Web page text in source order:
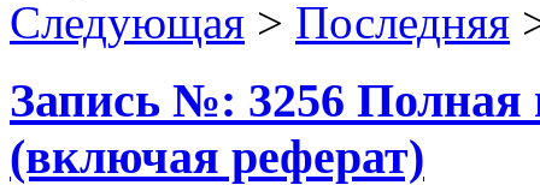
Следующая > Последняя
Запись №: 3256 Полная
(включая реферат)